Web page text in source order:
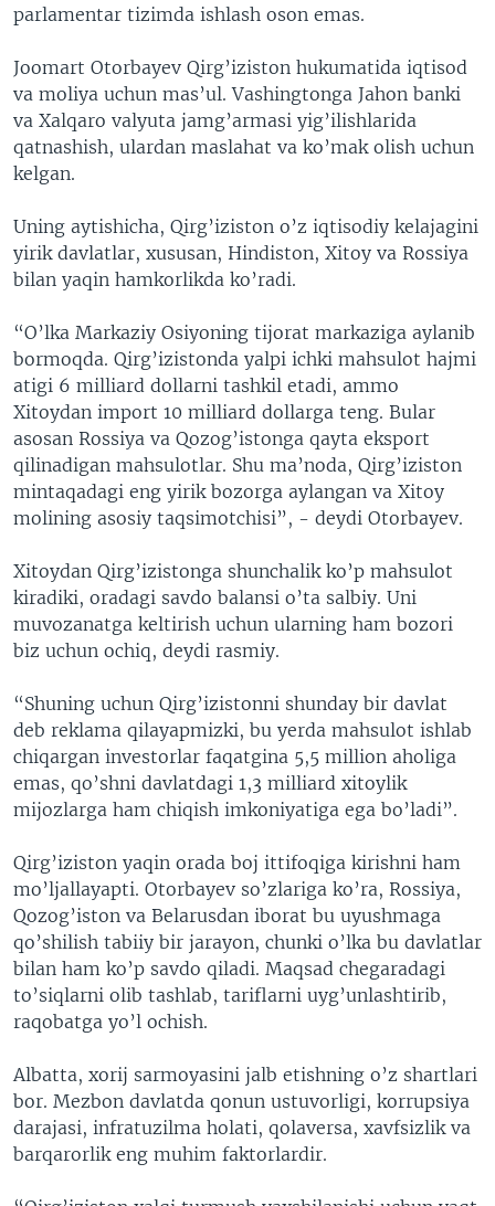
parlamentar tizimda ishlash oson emas.
Joomart Otorbayev Qirg’iziston hukumatida iqtisod
va moliya uchun mas’ul. Vashingtonga Jahon banki
va Xalqaro valyuta jamg’armasi yig’ilishlarida
qatnashish, ulardan maslahat va ko’mak olish uchun
kelgan.
Uning aytishicha, Qirg’iziston o’z iqtisodiy kelajagini
yirik davlatlar, xususan, Hindiston, Xitoy va Rossiya
bilan yaqin hamkorlikda ko’radi.
“O’lka Markaziy Osiyoning tijorat markaziga aylanib
bormoqda. Qirg’izistonda yalpi ichki mahsulot hajmi
atigi 6 milliard dollarni tashkil etadi, ammo
Xitoydan import 10 milliard dollarga teng. Bular
asosan Rossiya va Qozog’istonga qayta eksport
qilinadigan mahsulotlar. Shu ma’noda, Qirg’iziston
mintaqadagi eng yirik bozorga aylangan va Xitoy
molining asosiy taqsimotchisi”, - deydi Otorbayev.
Xitoydan Qirg’izistonga shunchalik ko’p mahsulot
kiradiki, oradagi savdo balansi o’ta salbiy. Uni
muvozanatga keltirish uchun ularning ham bozori
biz uchun ochiq, deydi rasmiy.
“Shuning uchun Qirg’izistonni shunday bir davlat
deb reklama qilayapmizki, bu yerda mahsulot ishlab
chiqargan investorlar faqatgina 5,5 million aholiga
emas, qo’shni davlatdagi 1,3 milliard xitoylik
mijozlarga ham chiqish imkoniyatiga ega bo’ladi”.
Qirg’iziston yaqin orada boj ittifoqiga kirishni ham
mo’ljallayapti. Otorbayev so’zlariga ko’ra, Rossiya,
Qozog’iston va Belarusdan iborat bu uyushmaga
qo’shilish tabiiy bir jarayon, chunki o’lka bu davlatlar
bilan ham ko’p savdo qiladi. Maqsad chegaradagi
to’siqlarni olib tashlab, tariflarni uyg’unlashtirib,
raqobatga yo’l ochish.
Albatta, xorij sarmoyasini jalb etishning o’z shartlari
bor. Mezbon davlatda qonun ustuvorligi, korrupsiya
darajasi, infratuzilma holati, qolaversa, xavfsizlik va
barqarorlik eng muhim faktorlardir.